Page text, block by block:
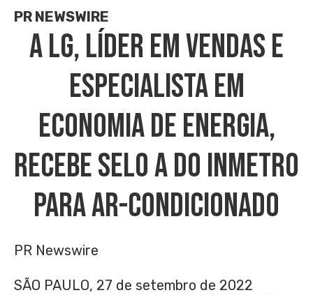
PR NEWSWIRE
A LG, Líder Em Vendas E
Especialista Em
Economia De Energia,
Recebe Selo A Do Inmetro
Para Ar-Condicionado
PR Newswire
SÃO PAULO, 27 de setembro de 2022